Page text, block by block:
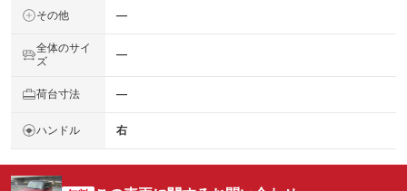
その他 ―
全体のサイ
ズ
―
荷台寸法 ―
ハンドル 右